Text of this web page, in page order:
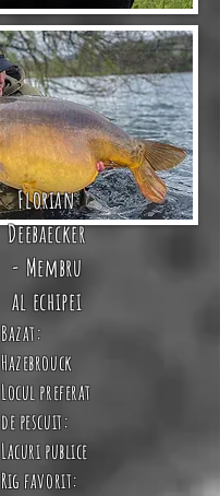
Florian
Deebaecker
- Membru
al echipei
Bazat:
Hazebrouck
Locul preferat
de pescuit:
Lacuri publice
Rig favorit: